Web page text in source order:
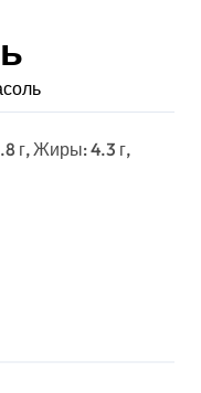
г, Жиры: 4.3 г,